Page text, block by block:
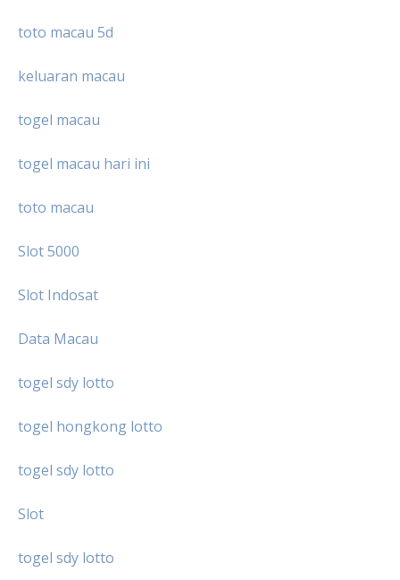
toto macau 5d
keluaran macau
togel macau
togel macau hari ini
toto macau
Slot 5000
Slot Indosat
Data Macau
togel sdy lotto
togel hongkong lotto
togel sdy lotto
Slot
togel sdy lotto